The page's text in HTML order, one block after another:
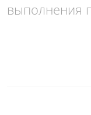
выполнения